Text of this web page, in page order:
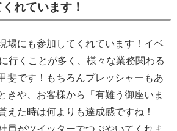
れています！
場にも参加してくれています！イベ
行くことが多く、様々な業務関わる
斐です！もちろんプレッシャーもあ
きや、お客様から「有難う御座いま
えた時は何よりも達成感ですね！